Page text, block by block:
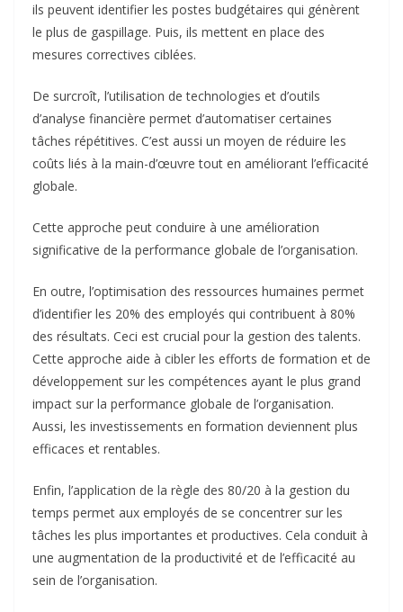
ils peuvent identifier les postes budgétaires qui génèrent
le plus de gaspillage. Puis, ils mettent en place des
mesures correctives ciblées.
De surcroît, l’utilisation de technologies et d’outils
d’analyse financière permet d’automatiser certaines
tâches répétitives. C’est aussi un moyen de réduire les
coûts liés à la main-d’œuvre tout en améliorant l’efficacité
globale.
Cette approche peut conduire à une amélioration
significative de la performance globale de l’organisation.
En outre, l’optimisation des ressources humaines permet
d’identifier les 20% des employés qui contribuent à 80%
des résultats. Ceci est crucial pour la gestion des talents.
Cette approche aide à cibler les efforts de formation et de
développement sur les compétences ayant le plus grand
impact sur la performance globale de l’organisation.
Aussi, les investissements en formation deviennent plus
efficaces et rentables.
Enfin, l’application de la règle des 80/20 à la gestion du
temps permet aux employés de se concentrer sur les
tâches les plus importantes et productives. Cela conduit à
une augmentation de la productivité et de l’efficacité au
sein de l’organisation.